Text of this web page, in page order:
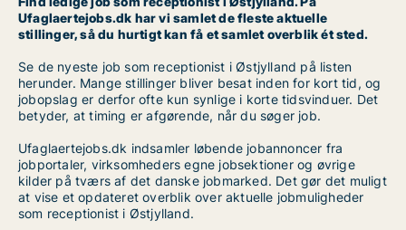
Ufaglaertejobs.dk har vi samlet de fleste aktuelle
stillinger, så du hurtigt kan få et samlet overblik ét sted.
Se de nyeste job som receptionist i Østjylland på listen
herunder. Mange stillinger bliver besat inden for kort tid, og
jobopslag er derfor ofte kun synlige i korte tidsvinduer. Det
betyder, at timing er afgørende, når du søger job.
Ufaglaertejobs.dk indsamler løbende jobannoncer fra
jobportaler, virksomheders egne jobsektioner og øvrige
kilder på tværs af det danske jobmarked. Det gør det muligt
at vise et opdateret overblik over aktuelle jobmuligheder
som receptionist i Østjylland.